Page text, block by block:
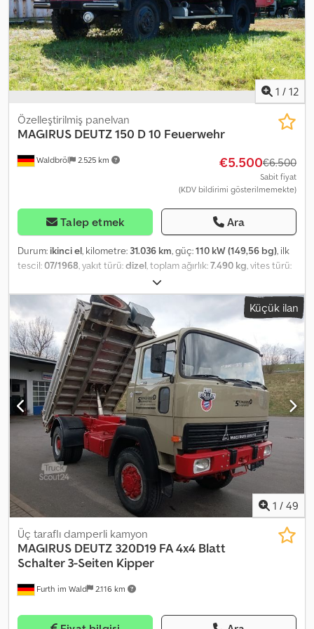
1 / 12
Waldbröl 2.525 km
Özelleştirilmiş panelvan
MAGIRUS DEUTZ150 D 10 Feuerwehr
€5.500€6.500
Sabit fiyat
(KDV bildirimi gösterilmemekte)
Talep etmek Ara
Durum: ikinci el, kilometre: 31.036 km, güç:110 kW (149,56 bg), ilk
tescil:07/1968, yakıt türü:dizel, toplam ağırlık:7.490 kg, vites türü:
, toplam uzunluk:
genişlik:2.450 mm, toplam yükseklik:2.720 mm, Special gearbox
by ZF manufactured for fire department use (synchronized) No
double-clutching required during shifting On behalf of customer
Chsdpfxjxpl T Eo Ah Ioa
Küçük ilan
1 / 49
Furth im Wald 2.116 km
Üç taraflı damperli kamyon
MAGIRUS DEUTZ 320D19 FA 4x4 Blatt
Schalter 3-Seiten Kipper